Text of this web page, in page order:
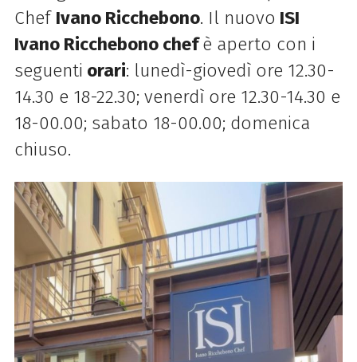
Chef Ivano Ricchebono. Il nuovo ISI
Ivano Ricchebono chefè aperto con i
seguenti orari: lunedì-giovedì ore 12.30-
14.30 e 18-22.30; venerdì ore 12.30-14.30 e
18-00.00; sabato 18-00.00; domenica
chiuso.